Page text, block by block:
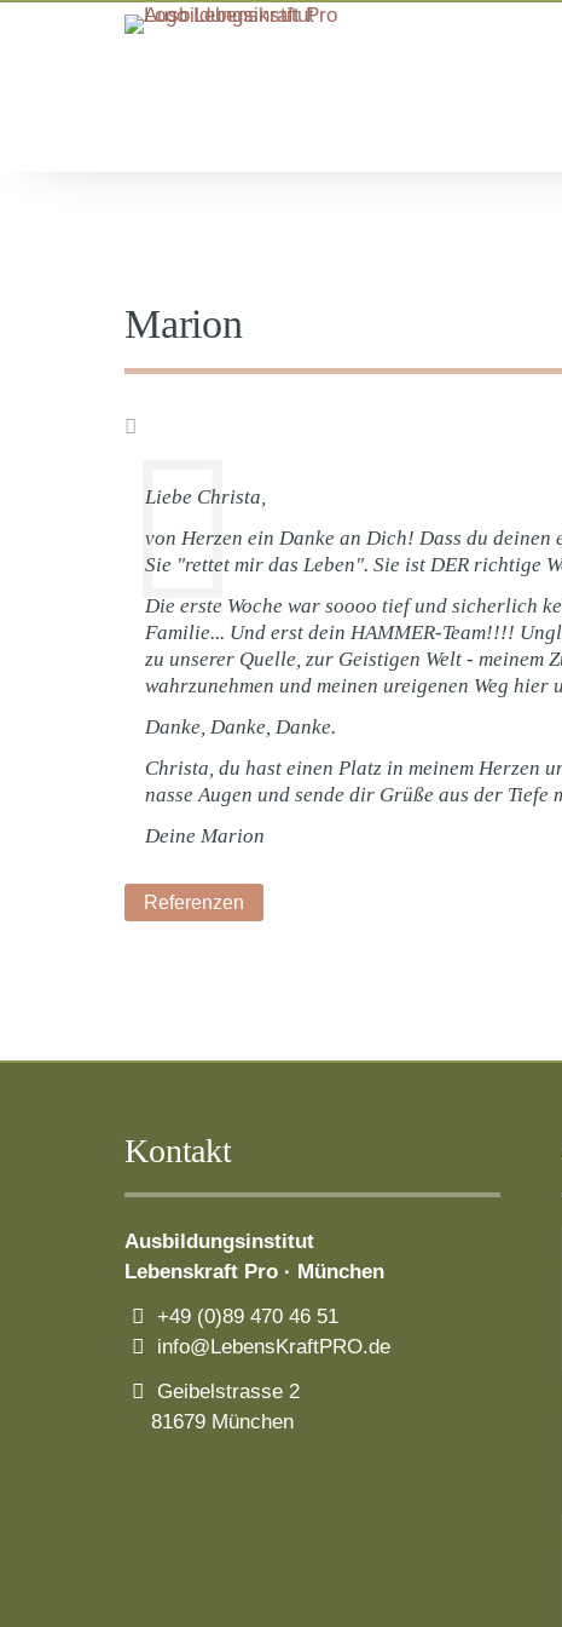
Marion
Liebe Christa,
von Herzen ein Danke an Dich! Dass du
Sie "rettet mir das Leben". Sie ist DER richtige
Die erste Woche war soooo tief und sicherlich
Familie... Und erst dein HAMMER-Team!!!!
zu unserer Quelle, zur Geistigen Welt - meinem
wahrzunehmen und meinen ureigenen Weg
Danke, Danke, Danke.
Christa, du hast einen Platz in meinem Herzen
nasse Augen und sende dir Grüße aus der Tiefe
Deine Marion
Referenzen
Kontakt
Ausbildungsinstitut
Lebenskraft Pro · München
+49 (0)89 470 46 51
info@LebensKraftPRO.de
Geibelstrasse 2
81679 München